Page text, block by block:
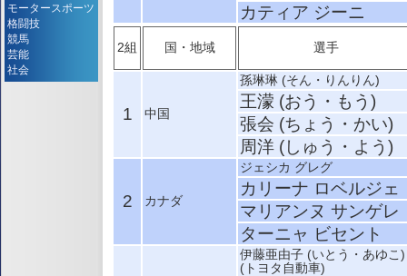
カティア ジーニ
2組 国・地域 選手
1 中国
孫琳琳 (そん・りんりん)
王濛 (おう・もう)
張会 (ちょう・かい)
周洋 (しゅう・よう)
2 カナダ
ジェシカ グレグ
カリーナ ロベルジェ
マリアンヌ サンゲレ
ターニャ ビセント
伊藤亜由子 (いとう・あゆこ)
(トヨタ自動車)
モータースポーツ
格闘技
競馬
芸能
社会